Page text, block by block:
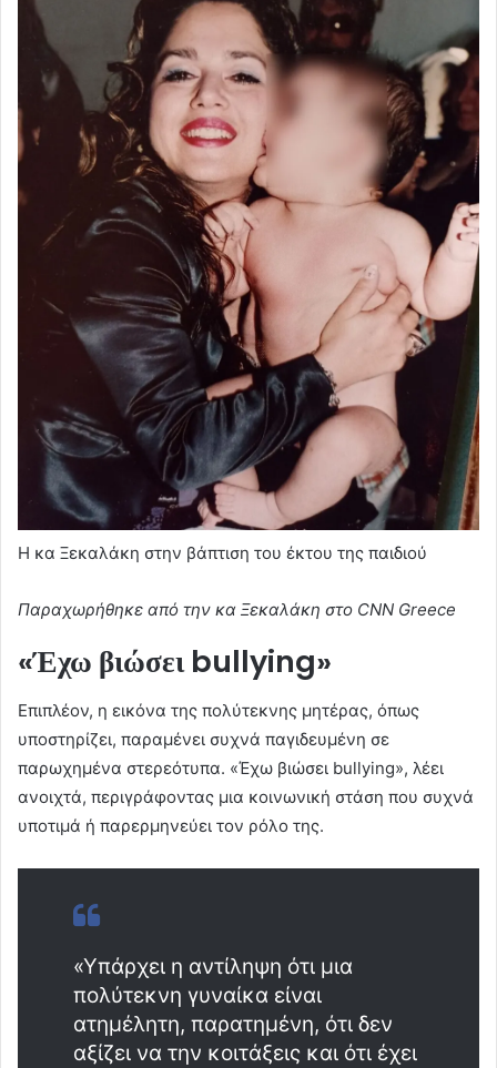
Η κα Ξεκαλάκη στην βάπτιση του έκτου της παιδιού
Παραχωρήθηκε από την κα Ξεκαλάκη στο CNN Greece
«Έχω βιώσει bullying»
Επιπλέον, η εικόνα της πολύτεκνης μητέρας, όπως
υποστηρίζει, παραμένει συχνά παγιδευμένη σε
παρωχημένα στερεότυπα. «Έχω βιώσει bullying», λέει
ανοιχτά, περιγράφοντας μια κοινωνική στάση που συχνά
υποτιμά ή παρερμηνεύει τον ρόλο της.
«Υπάρχει η αντίληψη ότι μια
πολύτεκνη γυναίκα είναι
ατημέλητη, παρατημένη, ότι δεν
αξίζει να την κοιτάξεις και ότι έχει